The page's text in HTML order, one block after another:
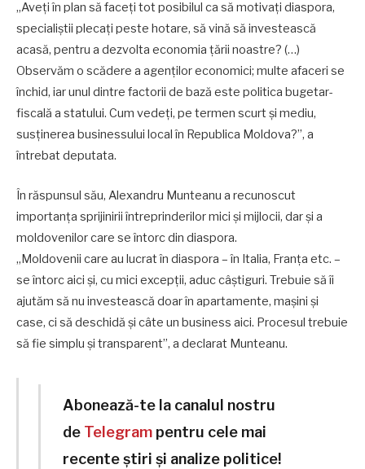
„Aveți în plan să faceți tot posibilul ca să motivați diaspora,
specialiștii plecați peste hotare, să vină să investească
acasă, pentru a dezvolta economia țării noastre? (…)
Observăm o scădere a agenților economici; multe afaceri se
închid, iar unul dintre factorii de bază este politica bugetar-
fiscală a statului. Cum vedeți, pe termen scurt și mediu,
susținerea businessului local în Republica Moldova?”, a
întrebat deputata.
În răspunsul său, Alexandru Munteanu a recunoscut
importanța sprijinirii întreprinderilor mici și mijlocii, dar și a
moldovenilor care se întorc din diaspora.
„Moldovenii care au lucrat în diaspora – în Italia, Franța etc. –
se întorc aici și, cu mici excepții, aduc câștiguri. Trebuie să îi
ajutăm să nu investească doar în apartamente, mașini și
case, ci să deschidă și câte un business aici. Procesul trebuie
să fie simplu și transparent”, a declarat Munteanu.
Abonează-te la canalul nostru
de Telegram pentru cele mai
recente știri și analize politice!